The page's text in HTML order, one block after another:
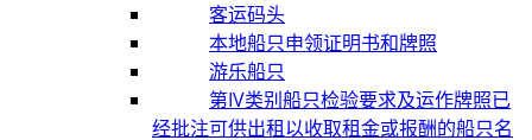
客运码头
本地船只申领证明书和牌照
游乐船只
第IV类别船只检验要求及运作牌照已
经批注可供出租以收取租金或报酬的船只名